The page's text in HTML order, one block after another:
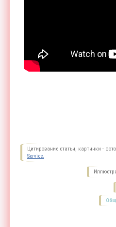
Цитирование статьи, картинки -
Service.